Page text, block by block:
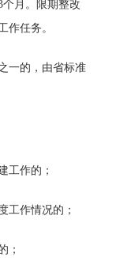
月。限期整改
作任务。
一的，由省标准
工作的；
工作情况的；
；